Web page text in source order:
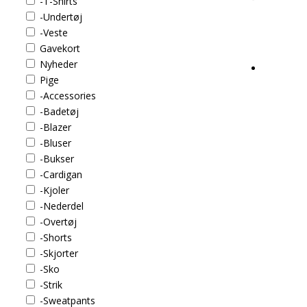
-Undertøj
-Veste
Gavekort
Nyheder
Pige
-Accessories
-Badetøj
-Blazer
-Bluser
-Bukser
-Cardigan
-Kjoler
-Nederdel
-Overtøj
-Shorts
-Skjorter
-Sko
-Strik
-Sweatpants